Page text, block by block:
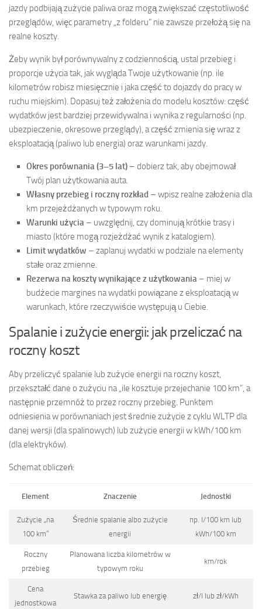
jazdy podbijają zużycie paliwa oraz mogą zwiększać częstotliwość
przeglądów, więc parametry „z folderu” nie zawsze przełożą się na
realne koszty.
Żeby wynik był porównywalny z codziennością, ustal przebieg i
proporcje użycia tak, jak wygląda Twoje użytkowanie (np. ile
kilometrów robisz miesięcznie i jaka część to dojazdy do pracy w
ruchu miejskim). Dopasuj też założenia do modelu kosztów: część
wydatków jest bardziej przewidywalna i wynika z regularności (np.
ubezpieczenie, okresowe przeglądy), a część zmienia się wraz z
eksploatacją (paliwo lub energia) oraz warunkami jazdy.
Okres porównania (3–5 lat) – dobierz tak, aby obejmował
Twój plan użytkowania auta.
Własny przebieg i roczny rozkład – wpisz realne założenia dla
km przejeżdżanych w typowym roku.
Warunki użycia – uwzględnij, czy dominują krótkie trasy i
miasto (które mogą rozjeżdżać wynik z katalogiem).
Limit wydatków – zaplanuj wydatki w podziale na elementy
stałe oraz zmienne.
Rezerwa na koszty wynikające z użytkowania – miej w
budżecie margines na wydatki powiązane z eksploatacją w
warunkach, które rzeczywiście występują u Ciebie.
Spalanie i zużycie energii: jak przeliczać na
roczny koszt
Aby przeliczyć spalanie lub zużycie energii na roczny koszt,
przekształć dane o zużyciu na „ile kosztuje przejechanie 100 km”, a
następnie przemnóż to przez roczny przebieg. Punktem
odniesienia w porównaniach jest średnie zużycie z cyklu WLTP dla
danej wersji (dla spalinowych) lub zużycie energii w kWh/100 km
(dla elektryków).
Schemat obliczeń:
Element Znaczenie Jednostki
Zużycie „na
100 km”
Średnie spalanie albo zużycie
energii
np. l/100 km lub
kWh/100 km
Roczny
przebieg
Planowana liczba kilometrów w
typowym roku
km/rok
Cena
jednostkowa
Stawka za paliwo lub energię zł/l lub zł/kWh